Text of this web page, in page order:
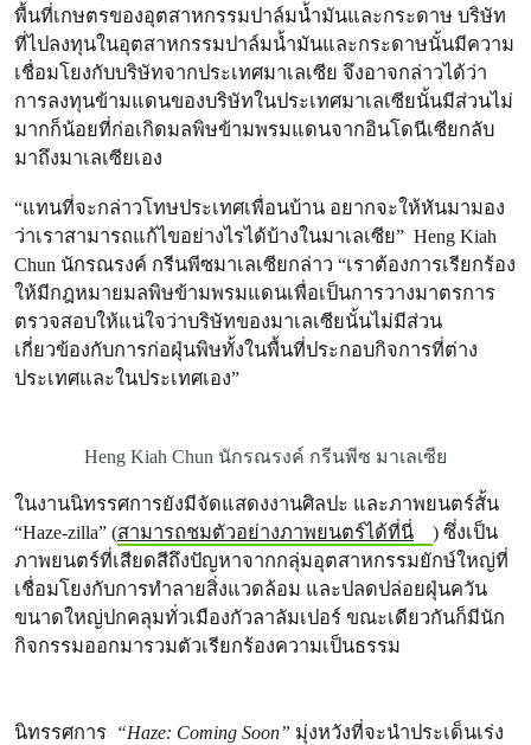
พื้นที่เกษตรของอุตสาหกรรมปาล์มน้ำมันและกระดาษ บริษัท
ที่ไปลงทุนในอุตสาหกรรมปาล์มน้ำมันและกระดาษนั้นมีความ
เชื่อมโยงกับบริษัทจากประเทศมาเลเซีย จึงอาจกล่าวได้ว่า
การลงทุนข้ามแดนของบริษัทในประเทศมาเลเซียนั้นมีส่วนไม่
มากก็น้อยที่ก่อเกิดมลพิษข้ามพรมแดนจากอินโดนีเซียกลับ
มาถึงมาเลเซียเอง
“แทนที่จะกล่าวโทษประเทศเพื่อนบ้าน อยากจะให้หันมามอง
ว่าเราสามารถแก้ไขอย่างไรได้บ้างในมาเลเซีย” Heng Kiah
Chun นักรณรงค์ กรีนพีซมาเลเซียกล่าว “เราต้องการเรียกร้อง
ให้มีกฎหมายมลพิษข้ามพรมแดนเพื่อเป็นการวางมาตรการ
ตรวจสอบให้แน่ใจว่าบริษัทของมาเลเซียนั้นไม่มีส่วน
เกี่ยวข้องกับการก่อฝุ่นพิษทั้งในพื้นที่ประกอบกิจการที่ต่าง
ประเทศและในประเทศเอง”
Heng Kiah Chun นักรณรงค์ กรีนพีซ มาเลเซีย
ในงานนิทรรศการยังมีจัดแสดงงานศิลปะ และภาพยนตร์สั้น
“Haze-zilla” (สามารถชมตัวอย่างภาพยนตร์ได้ที่นี่
) ซึ่งเป็น
ภาพยนตร์ที่เสียดสีถึงปัญหาจากกลุ่มอุตสาหกรรมยักษ์ใหญ่ที่
เชื่อมโยงกับการทำลายสิ่งแวดล้อม และปลดปล่อยฝุ่นควัน
ขนาดใหญ่ปกคลุมทั่วเมืองกัวลาลัมเปอร์ ขณะเดียวกันก็มีนัก
กิจกรรมออกมารวมตัวเรียกร้องความเป็นธรรม
นิทรรศการ “Haze: Coming Soon” มุ่งหวังที่จะนำประเด็นเร่ง